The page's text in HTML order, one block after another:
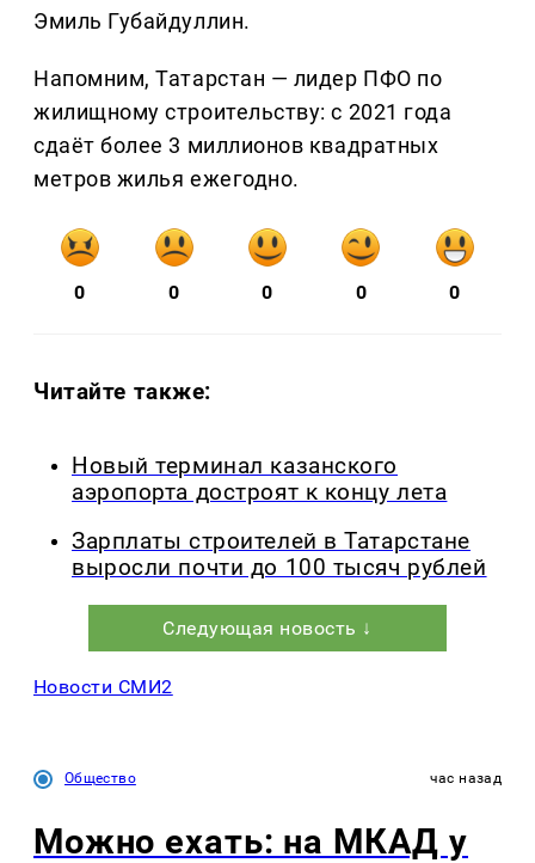
Эмиль Губайдуллин.
Напомним, Татарстан — лидер ПФО по
жилищному строительству: с 2021 года
сдаёт более 3 миллионов квадратных
метров жилья ежегодно.
0 0 0 0 0
Читайте также:
Новый терминал казанского
аэропорта достроят к концу лета
Зарплаты строителей в Татарстане
выросли почти до 100 тысяч рублей
Следующая новость ↓
Новости СМИ2
Общество час назад
Можно ехать: на МКАД у